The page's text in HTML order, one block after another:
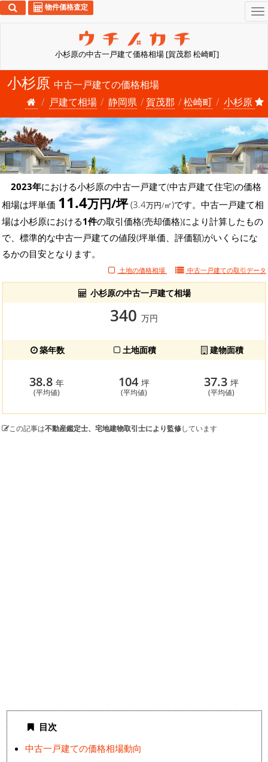
小杉原の中古一戸建て価格相場 [賀茂郡 松崎町]
物件価格査定
小杉原 中古一戸建ての価格相場
戸建て相場
静岡県 賀茂郡 松崎町 小杉原
2023年における小杉原の中古一戸建て(中古戸建て住宅)の価格
相場は坪単価 11.4万円/坪(3.4万円/㎡)です。中古一戸建て相
場は小杉原における1件の取引価格(売却価格)により計算したもの
で、標準的な中古一戸建ての値段(坪単価、評価額)がいくらにな
るかの目安となります。
土地の価格相場 中古一戸建ての取引データ
小杉原の中古一戸建て相場
340 万円
築年数 土地面積 建物面積
38.8 年
(平均値)
104 坪
(平均値)
37.3 坪
(平均値)
この記事は不動産鑑定士、宅地建物取引士により監修しています
目次
中古一戸建ての価格相場動向